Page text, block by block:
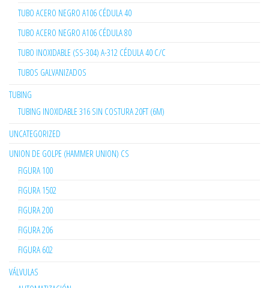
TUBO ACERO NEGRO A106 CÉDULA 40
TUBO ACERO NEGRO A106 CÉDULA 80
TUBO INOXIDABLE (SS-304) A-312 CÉDULA 40 C/C
TUBOS GALVANIZADOS
TUBING
TUBING INOXIDABLE 316 SIN COSTURA 20FT (6M)
UNCATEGORIZED
UNION DE GOLPE (HAMMER UNION) CS
FIGURA 100
FIGURA 1502
FIGURA 200
FIGURA 206
FIGURA 602
VÁLVULAS